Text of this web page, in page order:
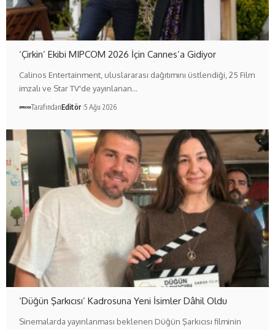
‘Çirkin’ Ekibi MIPCOM 2026 İçin Cannes’a Gidiyor
Calinos Entertainment, uluslararası dağıtımını üstlendiği, 25 Film
imzalı ve Star TV'de yayınlanan…
TarafındanEditör 5 Ağu 2026
‘Düğün Şarkıcısı’ Kadrosuna Yeni İsimler Dâhil Oldu
Sinemalarda yayınlanması beklenen Düğün Şarkıcısı filminin